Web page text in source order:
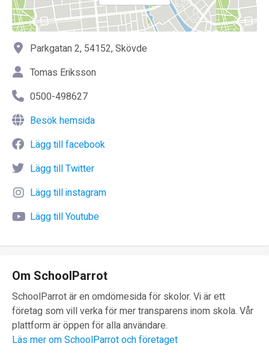
Parkgatan 2, 54152, Skövde
Tomas Eriksson
0500-498627
Besök hemsida
Lägg till facebook
Lägg till Twitter
Lägg till instagram
Lägg till Youtube
Om SchoolParrot
SchoolParrot är en omdömesida för skolor. Vi är ett
företag som vill verka för mer transparens inom skola. Vår
plattform är öppen för alla användare.
Läs mer om SchoolParrot och företaget